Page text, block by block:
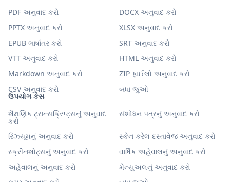
ઉપયોગ કેસ
શૈક્ષણિક ટ્રાન્સક્રિપ્ટ્સનું અનુવાદ
કરો
સંશોધન પત્રનું અનુવાદ કરો
રિઝ્યૂમનું અનુવાદ કરો
સ્કેન કરેલ દસ્તાવેજ અનુવાદ કરો
સ્ક્રીનશોટ્સનું અનુવાદ કરો
વાર્ષિક અહેવાલનું અનુવાદ કરો
અહેવાલનું અનુવાદ કરો
મેન્યુઅલનું અનુવાદ કરો
PDF અનુવાદ કરો
DOCX અનુવાદ કરો
PPTX અનુવાદ કરો
XLSX અનુવાદ કરો
EPUB ભાષાંતર કરો
SRT અનુવાદ કરો
VTT અનુવાદ કરો
HTML અનુવાદ કરો
Markdown અનુવાદ કરો
ZIP ફાઈલો અનુવાદ કરો
CSV અનુવાદ કરો
બધા જુઓ